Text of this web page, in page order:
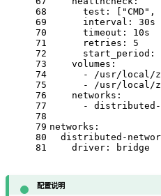
68
69
70
71
72
73
74
75
76
77
78
79
80
81
test:
"CMD" ,
interval:
30s
timeout:
10s
retries:
5
start_period:
volumes:
-
/usr/local/
-
/usr/local/
networks:
-
distributed-
networks:
distributed-
driver:
bridge
配置说明